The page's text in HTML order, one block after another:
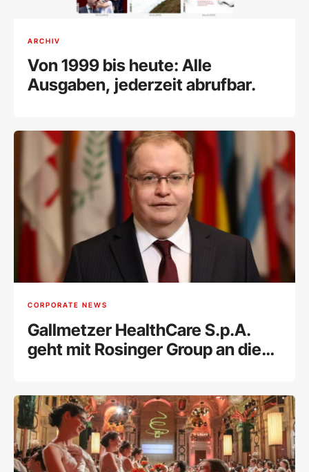
ARCHIV
Von 1999 bis heute: Alle
Ausgaben, jederzeit abrufbar.
CORPORATE NEWS
Gallmetzer HealthCare S.p.A.
geht mit Rosinger Group an die